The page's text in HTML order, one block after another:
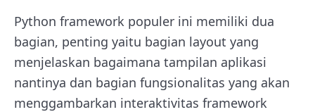
Python framework populer ini memiliki dua
bagian, penting yaitu bagian layout yang
menjelaskan bagaimana tampilan aplikasi
nantinya dan bagian fungsionalitas yang akan
menggambarkan interaktivitas framework